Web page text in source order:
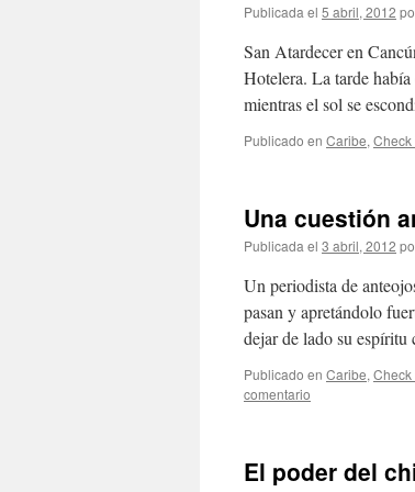
Publicada el 5 abril, 2012
San Atardecer en
Hotelera. La tarde
mientras el sol se
Publicado en Caribe, Check
Una cuestión
Publicada el 3 abril, 2012
Un periodista de
pasan y apretándolo
dejar de lado su
Publicado en Caribe, Check
comentario
El poder del